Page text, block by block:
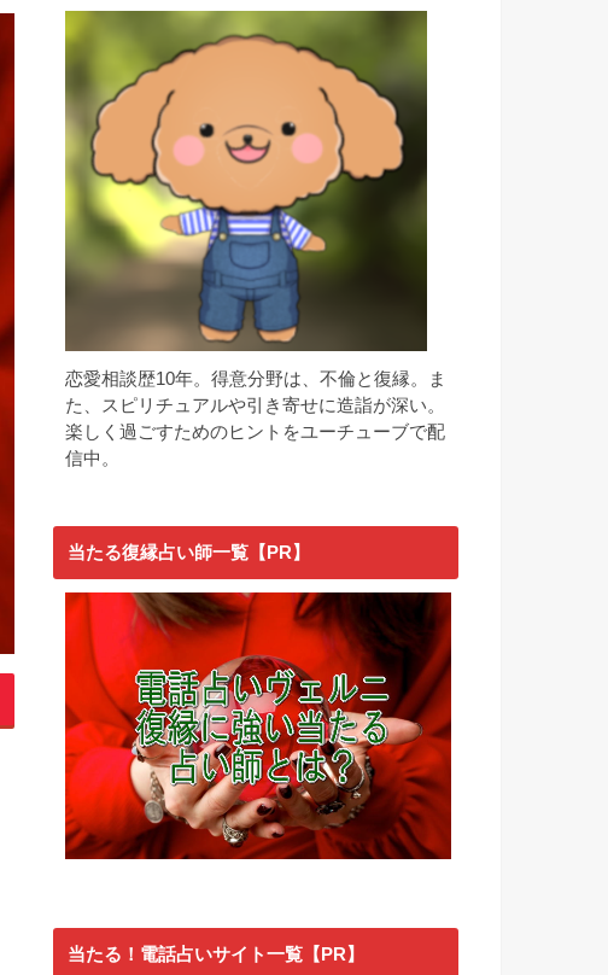
恋愛相談歴10年。得意分野は、不倫と復縁。ま
た、スピリチュアルや引き寄せに造詣が深い。
楽しく過ごすためのヒントをユーチューブで配
信中。
当たる復縁占い師一覧【PR】
当たる！電話占いサイト一覧【PR】